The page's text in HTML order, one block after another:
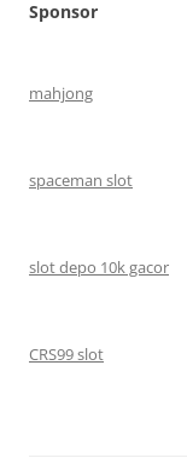
Sponsor
mahjong
spaceman slot
slot depo 10k gacor
CRS99 slot